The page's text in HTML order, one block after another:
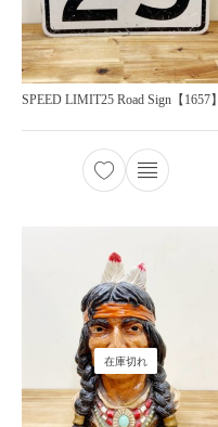
SPEED LIMIT25 Road Sign【1657】
在庫切れ